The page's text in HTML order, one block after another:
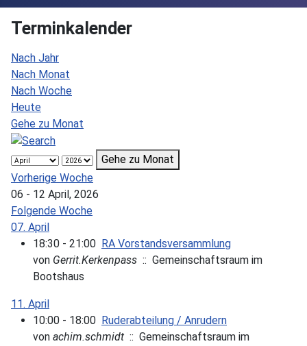
Terminkalender
Nach Jahr
Nach Monat
Nach Woche
Heute
Gehe zu Monat
Gehe zu Monat
Vorherige Woche
06 - 12 April, 2026
Folgende Woche
07. April
18:30 - 21:00 RA Vorstandsversammlung
von Gerrit.Kerkenpass :: Gemeinschaftsraum im
Bootshaus
11. April
10:00 - 18:00 Ruderabteilung / Anrudern
von achim.schmidt :: Gemeinschaftsraum im